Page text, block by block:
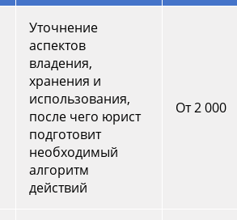
Уточнение
аспектов
владения,
хранения и
использования,
после чего юрист
подготовит
необходимый
алгоритм
действий
От 2 000